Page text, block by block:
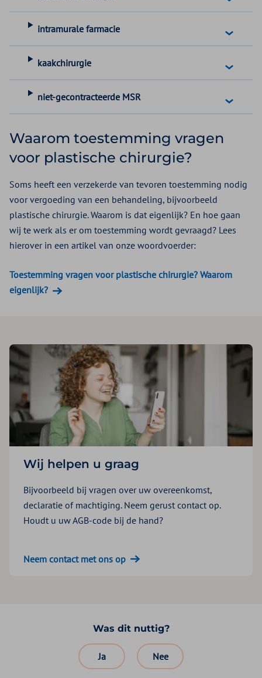
intramurale farmacie
kaakchirurgie
niet-gecontracteerde MSR
Waarom toestemming vragen
voor plastische chirurgie?
Soms heeft een verzekerde van tevoren toestemming nodig
voor vergoeding van een behandeling, bijvoorbeeld
plastische chirurgie. Waarom is dat eigenlijk? En hoe gaan
wij te werk als er om toestemming wordt gevraagd? Lees
hierover in een artikel van onze woordvoerder:
Toestemming vragen voor plastische chirurgie? Waarom
eigenlijk?
Wij helpen u graag
Bijvoorbeeld bij vragen over uw overeenkomst,
declaratie of machtiging. Neem gerust contact op.
Houdt u uw AGB-code bij de hand?
Neem contact met ons op
Was dit nuttig?
Ja Nee